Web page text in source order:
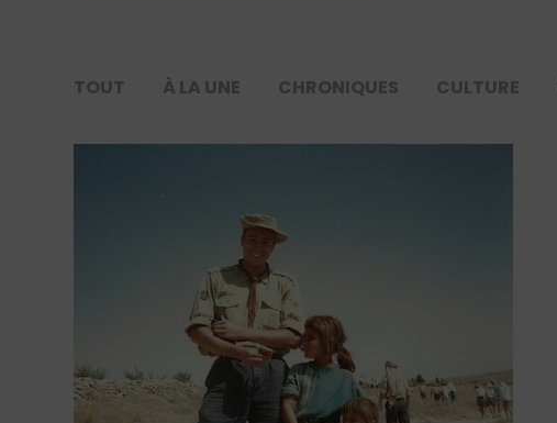
TOUT À LA UNE CHRONIQUES CULTURE